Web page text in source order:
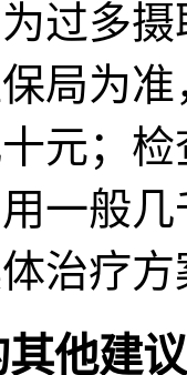
过多
局为
元；
一般
治疗方
他建议